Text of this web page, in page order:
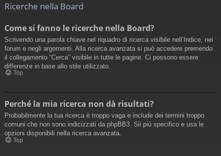
Ricerche nella Board
Come si fanno le ricerche nella Board?
Scrivendo una parola chiave nel riquadro di ricerca visibile nell’Indice, nei
forum e negli argomenti. Alla ricerca avanzata si può accedere premendo
il collegamento “Cerca” visibile in tutte le pagine. Ci possono essere
differenze in base allo stile utilizzato.
Top
Perché la mia ricerca non dà risultati?
Probabilmente la tua ricerca è troppo vaga e include dei termini troppo
comuni che non sono indicizzati da phpBB3. Sii più specifico e usa le
opzioni disponibili nella ricerca avanzata.
Top